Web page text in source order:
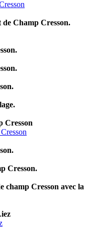
de Champ Cresson.
Cresson
Cresson.
champ Cresson avec la